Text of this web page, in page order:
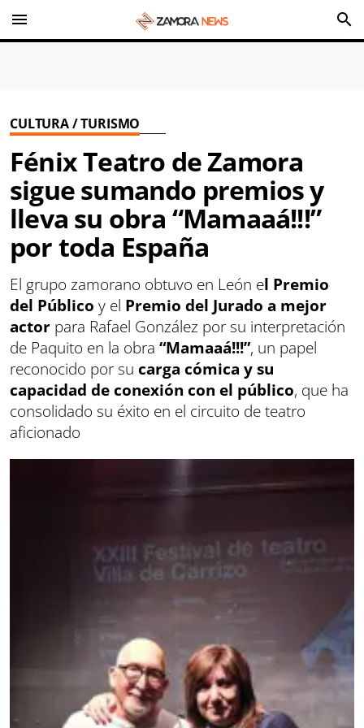
menu search
CULTURA / TURISMO
Fénix Teatro de Zamora
sigue sumando premios y
lleva su obra “Mamaaá!!!”
por toda España
El grupo zamorano obtuvo en León el Premio
del Público y el Premio del Jurado a mejor
actor para Rafael González por su interpretación
de Paquito en la obra “Mamaaá!!!”, un papel
reconocido por su carga cómica y su
capacidad de conexión con el público, que ha
consolidado su éxito en el circuito de teatro
aficionado